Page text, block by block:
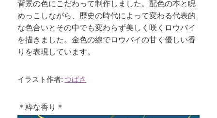
背景の色にこだわって制作しました。配色の本と睨
めっこしながら、歴史の時代によって変わる代表的
な色合いとその中でも変わらず美しく咲くロウバイ
を描きました。金色の線でロウバイの甘く優しい香
りを表現しています。
イラスト作者:つばさ
＊粋な香り＊